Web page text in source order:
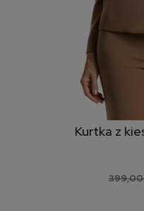
Kurtka z
399,00